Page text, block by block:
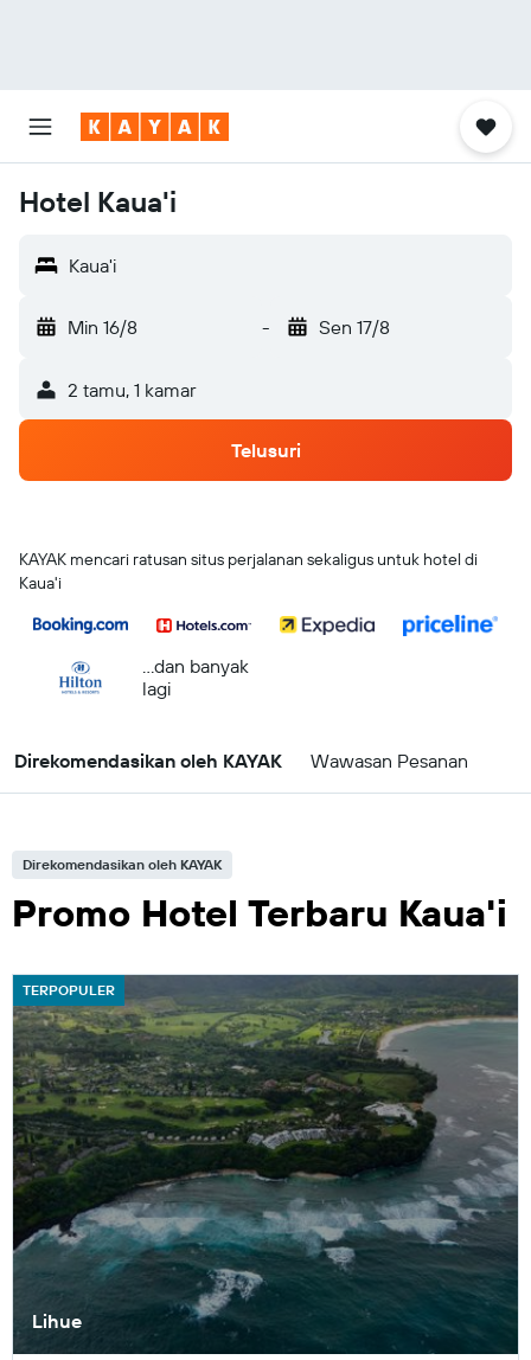
Hotel Kaua'i
Kaua'i
Min 16/8 - Sen 17/8
2 tamu, 1 kamar
Telusuri
KAYAK mencari ratusan situs perjalanan sekaligus untuk hotel di
Kaua'i
...dan banyak
lagi
Direkomendasikan oleh KAYAK Wawasan Pesanan
Direkomendasikan oleh KAYAK
Promo Hotel Terbaru Kaua'i
TERPOPULER
Lihue